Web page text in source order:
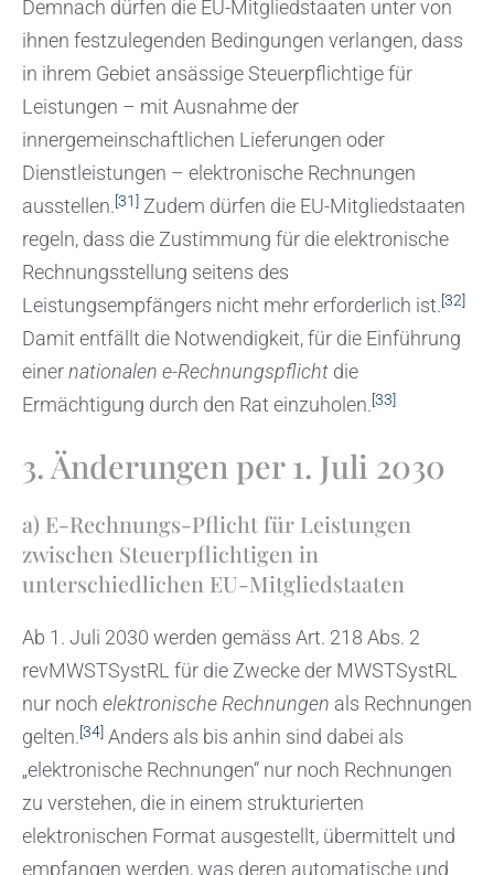
Demnach dürfen die EU-Mitgliedstaaten unter von
ihnen festzulegenden Bedingungen verlangen, dass
in ihrem Gebiet ansässige Steuerpflichtige für
Leistungen – mit Ausnahme der
innergemeinschaftlichen Lieferungen oder
Dienstleistungen – elektronische Rechnungen
ausstellen.[31] Zudem dürfen die EU-Mitgliedstaaten
regeln, dass die Zustimmung für die elektronische
Rechnungsstellung seitens des
Leistungsempfängers nicht mehr erforderlich ist.[32]
Damit entfällt die Notwendigkeit, für die Einführung
einernationalen e-Rechnungspflicht die
Ermächtigung durch den Rat einzuholen.[33]
3. Änderungen per 1. Juli 2030
a) E-Rechnungs-Pflicht für Leistungen
zwischen Steuerpflichtigen in
unterschiedlichen EU-Mitgliedstaaten
Ab 1. Juli 2030 werden gemäss Art. 218 Abs. 2
revMWSTSystRL für die Zwecke der MWSTSystRL
nur noch elektronische Rechnungen als Rechnungen
gelten.[34] Anders als bis anhin sind dabei als
„elektronische Rechnungen“ nur noch Rechnungen
zu verstehen, die in einem strukturierten
elektronischen Format ausgestellt, übermittelt und
empfangen werden, was deren automatische und